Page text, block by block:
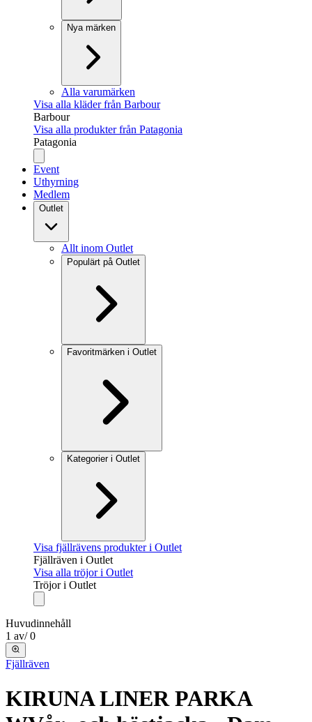
Nya märken
Alla varumärken
Visa alla kläder från Barbour
Barbour
Visa alla produkter från Patagonia
Patagonia
Event
Uthyrning
Medlem
Outlet
Allt inom Outlet
Populärt på Outlet
Favoritmärken i Outlet
Kategorier i Outlet
Visa fjällrävens produkter i Outlet
Fjällräven i Outlet
Visa alla tröjor i Outlet
Tröjor i Outlet
Huvudinnehåll
1 av/ 0
Fjällräven
KIRUNA LINER PARKA